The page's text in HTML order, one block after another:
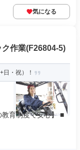
気になる
作業(F26804-5)
・祝）！
育制度で安心】 ■